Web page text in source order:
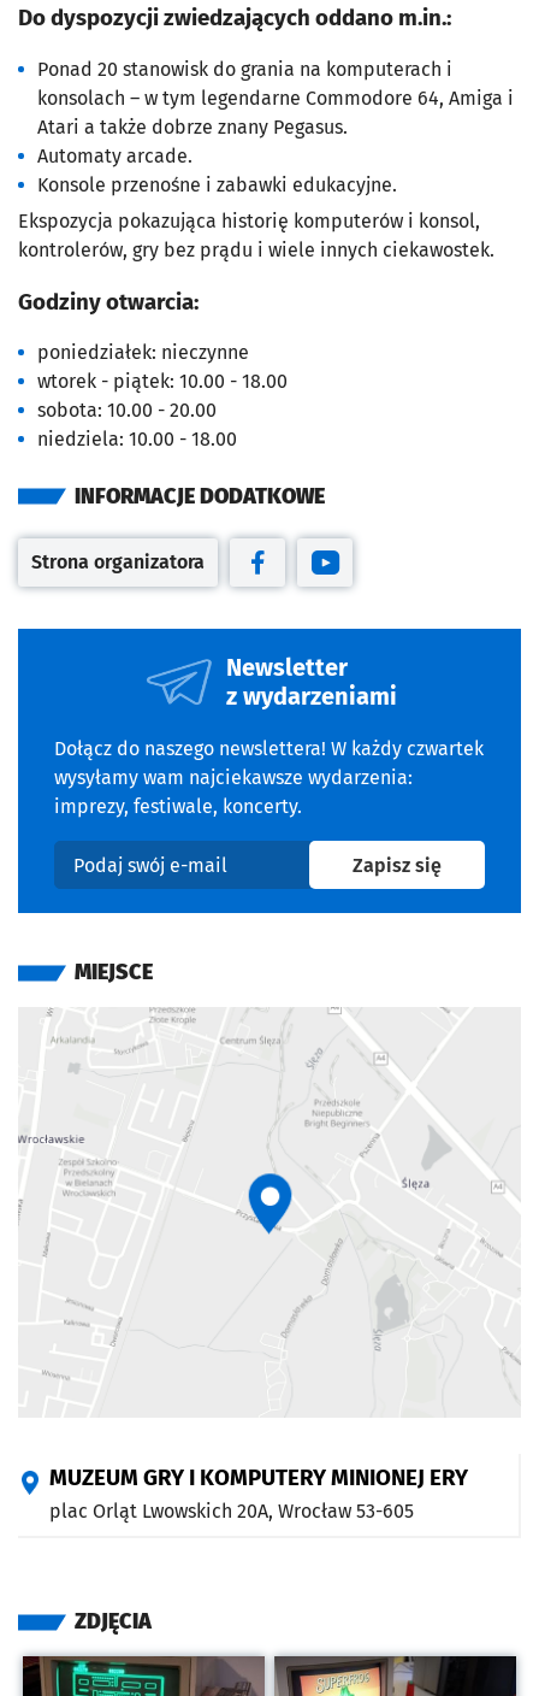
Do dyspozycji zwiedzających oddano m.in.:
Ponad 20 stanowisk do grania na komputerach i
konsolach – w tym legendarne Commodore 64, Amiga i
Atari a także dobrze znany Pegasus.
Automaty arcade.
Konsole przenośne i zabawki edukacyjne.
Ekspozycja pokazująca historię komputerów i konsol,
kontrolerów, gry bez prądu i wiele innych ciekawostek.
Godziny otwarcia:
poniedziałek: nieczynne
wtorek - piątek: 10.00 - 18.00
sobota: 10.00 - 20.00
niedziela: 10.00 - 18.00
INFORMACJE DODATKOWE
Otwiera się w nowej karcie
Strona organizatora
Otwiera się w nowej karcie
Otwiera się w nowej
Newsletter
z wydarzeniami
Dołącz do naszego newslettera! W każdy czwartek
wysyłamy wam najciekawsze wydarzenia:
imprezy, festiwale, koncerty.
Podaj swój e-mail
Zapisz sięna
MIEJSCE
MUZEUM GRY I KOMPUTERY MINIONEJ ERY
plac Orląt Lwowskich 20A, Wrocław 53-605
ZDJĘCIA
Kliknij, aby powiększyć Kliknij, aby powiększyć